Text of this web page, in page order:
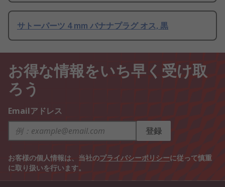
サトーパーツ 4 mm バナナプラグ オス, 黒
お得な情報をいち早く受け取
ろう
Emailアドレス
登録
お客様の個人情報は、当社のプライバシーポリシーに従って慎重
に取り扱いを行います。